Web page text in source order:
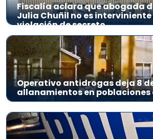
Fiscalía aclara que abogada
Julia Chuñil no es
violación de secreto
Operativo antidrogas deja 8
allanamientos en poblaciones